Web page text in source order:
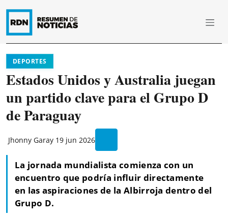
DEPORTES
Estados Unidos y Australia juegan
un partido clave para el Grupo D
de Paraguay
Jhonny Garay 19 jun 2026
La jornada mundialista comienza con un
encuentro que podría influir directamente
en las aspiraciones de la Albirroja dentro del
Grupo D.